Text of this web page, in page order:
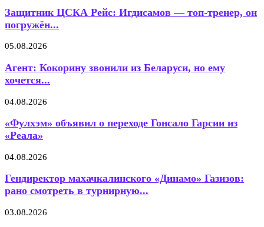
Защитник ЦСКА Рейс: Игдисамов — топ-тренер, он
погружён...
05.08.2026
Агент: Кокорину звонили из Беларуси, но ему
хочется...
04.08.2026
«Фулхэм» объявил о переходе Гонсало Гарсии из
«Реала»
04.08.2026
Гендиректор махачкалинского «Динамо» Газизов:
рано смотреть в турнирную...
03.08.2026